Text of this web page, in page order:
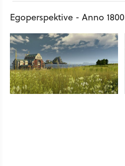
Egoperspektive - Anno 1800